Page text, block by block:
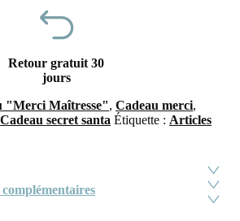
Retour gratuit 30
jours
"Merci Maîtresse", Cadeau merci,
Cadeau secret santa Étiquette : Articles